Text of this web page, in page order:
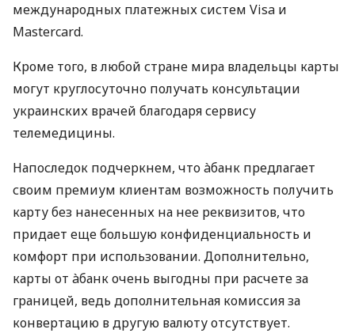
международных платежных систем Visa и
Mastercard.
Кроме того, в любой стране мира владельцы карты
могут круглосуточно получать консультации
украинских врачей благодаря сервису
телемедицины.
Напоследок подчеркнем, что àбанк предлагает
своим премиум клиентам возможность получить
карту без нанесенных на нее реквизитов, что
придает еще большую конфиденциальность и
комфорт при использовании. Дополнительно,
карты от àбанк очень выгодны при расчете за
границей, ведь дополнительная комиссия за
конвертацию в другую валюту отсутствует.